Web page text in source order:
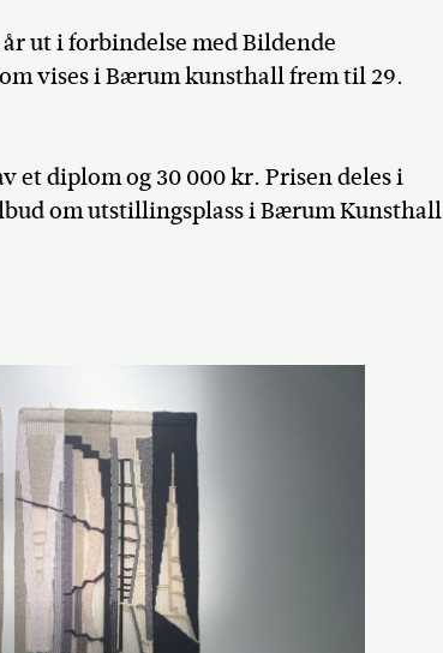
ut i forbindelse med Bildende
vises i Bærum kunsthall frem til 29.
et diplom og 30 000 kr. Prisen deles i
om utstillingsplass i Bærum Kunsthall